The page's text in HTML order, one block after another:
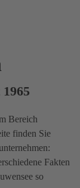
Bereich
finden Sie
Fakten
so